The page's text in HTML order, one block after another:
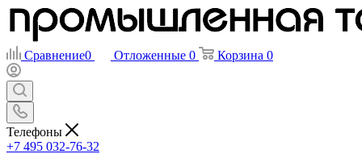
Сравнение0 Отложенные 0 Корзина 0
Телефоны
+7 495 032-76-32